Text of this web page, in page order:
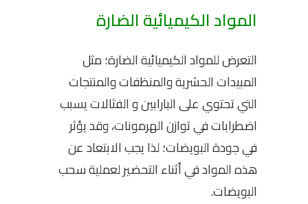
المواد الكيميائية الضارة
التعرض للمواد الكيميائية الضارة؛ مثل
المبيدات الحشرية والمنظفات والمنتجات
التي تحتوي على البارابين و الفثالات يسبب
اضطرابات في توازن الهرمونات، وقد يؤثر
في جودة البويضات؛ لذا يجب الابتعاد عن
هذه المواد في أثناء التحضير لعملية سحب
البويضات.